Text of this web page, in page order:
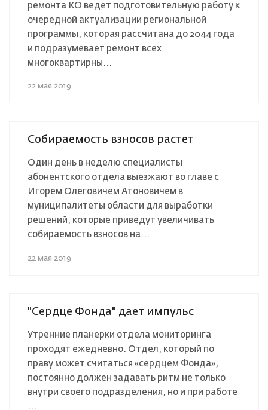
ремонта КО ведет подготовительную работу к
очередной актуализации региональной
программы, которая рассчитана до 2044 года
и подразумевает ремонт всех
многоквартирны...
22 мая 2019
Собираемость взносов растет
Один день в неделю специалисты
абонентского отдела выезжают во главе с
Игорем Олеговичем Атоновичем в
муниципалитеты области для выработки
решений, которые приведут увеличивать
собираемость взносов на...
22 мая 2019
"Сердце Фонда" дает импульс
Утренние планерки отдела мониторинга
проходят ежедневно. Отдел, который по
праву может считаться «сердцем Фонда»,
постоянно должен задавать ритм не только
внутри своего подразделения, но и при работе
...